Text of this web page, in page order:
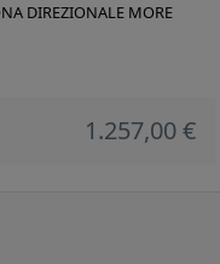
DIREZIONALE MORE
1.257,00 €